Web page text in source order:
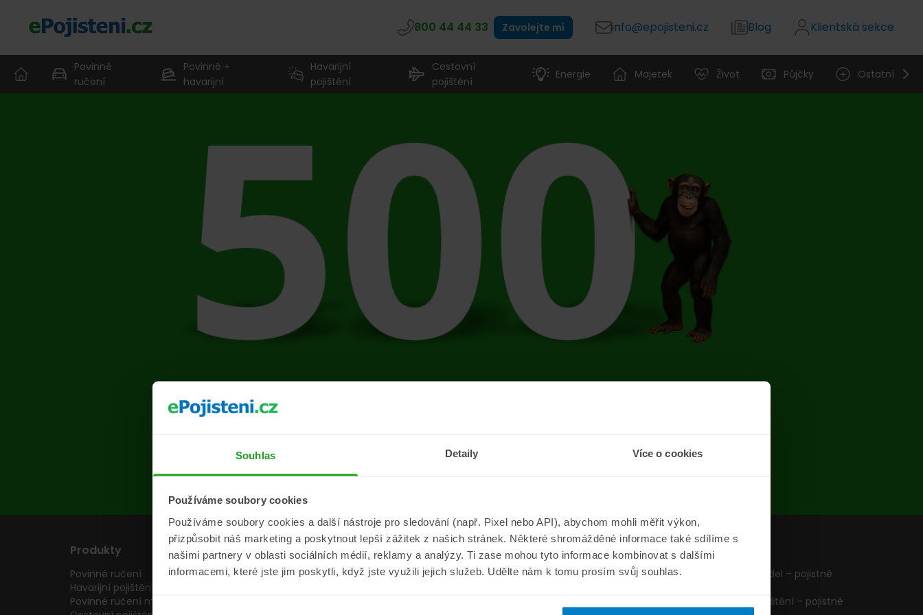
Souhlas Detaily Více o cookies
Používáme soubory cookies
Používáme soubory cookies a další nástroje pro sledování (např. Pixel nebo API), abychom mohli měřit výkon,
přizpůsobit náš marketing a poskytnout lepší zážitek z našich stránek. Některé shromážděné informace také sdílíme s
našimi partnery v oblasti sociálních médií, reklamy a analýzy. Ti zase mohou tyto informace kombinovat s dalšími
informacemi, které jste jim poskytli, když jste využili jejich služeb. Udělte nám k tomu prosím svůj souhlas.
800 44 44 33 Zavolejte mi info@epojisteni.cz Blog Klientská sekce
Povinné
ručení
Povinné +
havarijní
Havarijní
pojištění
Cestovní
pojištění
Energie Majetek Život Půjčky Ostatní
Na stránce se vyskytla chyba
Přejít na úvodní stránku
Produkty
Povinné ručení
Havarijní pojištění
Povinné ručení motocyklu
Pojišťovny
Pojišťovny
Informace
Aktuality
ePojisteni.cz
O nás
Formuláře
Pojištění vozidel – pojistné
Cestovní pojištění – pojistné